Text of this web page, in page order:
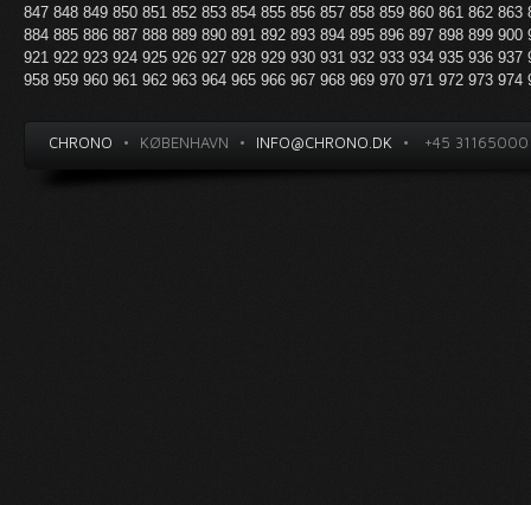
847 848 849 850 851 852 853 854 855 856 857 858 859 860 861 862 863
884 885 886 887 888 889 890 891 892 893 894 895 896 897 898 899 900
921 922 923 924 925 926 927 928 929 930 931 932 933 934 935 936 937
958 959 960 961 962 963 964 965 966 967 968 969 970 971 972 973 974
CHRONO • KØBENHAVN • INFO@CHRONO.DK • +45 31165000